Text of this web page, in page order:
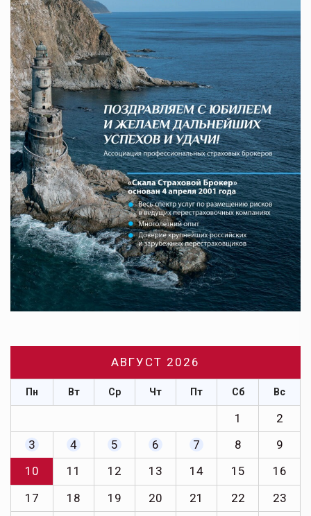
АВГУСТ 2026
Пн Вт Ср Чт Пт Сб Вс
1
2
3
4 5 6 7 8
9
10
11 12 13 14 15
16
17
18 19 20 21 22
23